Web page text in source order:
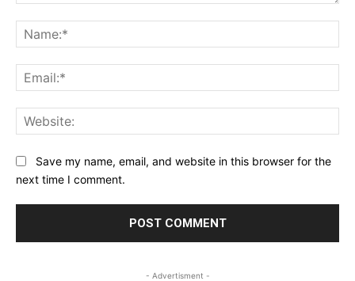
Save my name, email, and website in this browser for the
next time I comment.
- Advertisment -